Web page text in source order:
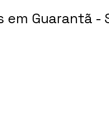
Guarantã -